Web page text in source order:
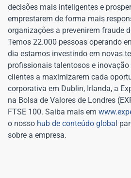
decisões mais inteligentes e
emprestarem de forma mais
organizações a prevenirem fraude
Temos 22.000 pessoas operando
dia estamos investindo em novas
profissionais talentosos e
clientes a maximizarem cada
corporativa em Dublin, Irlanda, a
na Bolsa de Valores de Londres
FTSE 100. Saiba mais em
o nosso hub de conteúdo global
sobre a empresa.